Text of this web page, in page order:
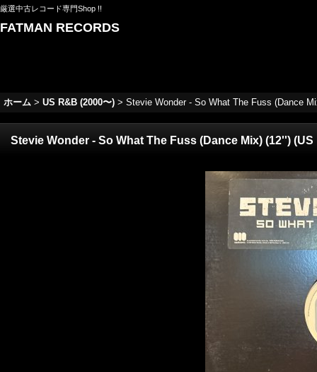
厳選中古レコード専門Shop !!
FATMAN RECORDS
ホーム > US R&B (2000〜) > Stevie Wonder - So What The Fuss (Dance
Stevie Wonder - So What The Fuss (Dance Mix) (12'')